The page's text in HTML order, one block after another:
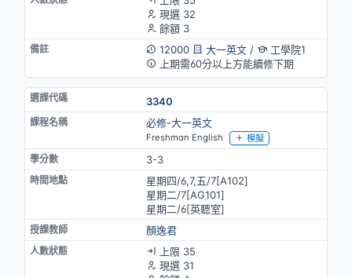
現選 32
餘額 3
12000
大一英文/
工學院1
上期需60分以上方能續修下期
3340
必修-大一英文
Freshman English 模擬
3-3
星期四/6,7,五/7[A102]
星期二/7[AG101]
星期二/6[英聽室]
顏逸君
上限 35
現選 31